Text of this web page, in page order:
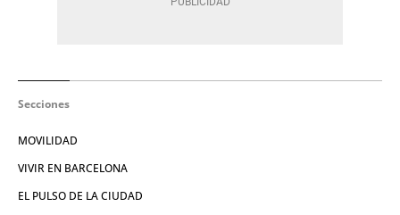
Secciones
MOVILIDAD
VIVIR EN BARCELONA
EL PULSO DE LA CIUDAD